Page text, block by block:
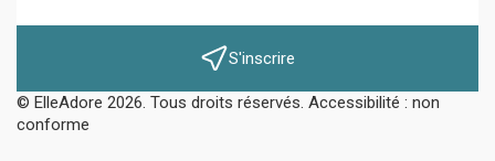
S'inscrire
© ElleAdore 2026. Tous droits réservés. Accessibilité : non
conforme